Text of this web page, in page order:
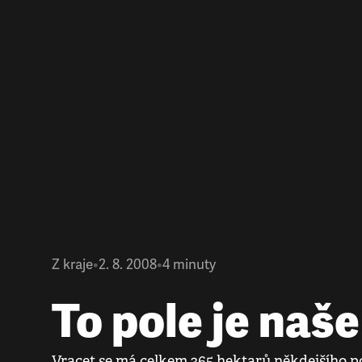
Z kraje•2. 8. 2008•4 minuty
To pole je naše